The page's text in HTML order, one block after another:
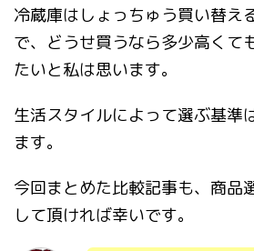
冷蔵庫はしょっちゅう買い替え
で、どうせ買うなら多少高くて
たいと私は思います。
生活スタイルによって選ぶ基準
ます。
今回まとめた比較記事も、商品
して頂ければ幸いです。